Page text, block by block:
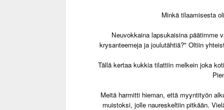
Minkä tilaamisesta
Neuvokkaina lapsukaisina päätimme
krysanteemeja ja joulutähtiä?" Oltiin
Tällä kertaa kukkia tilattiin melkein joka
Meitä harmitti hieman, että myyntityön
muistoksi, jolle naureskeltiin pitkään.